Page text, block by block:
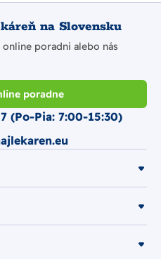
na Slovensku
poradni alebo nás
poradne
(Po-Pia: 7:00-15:30)